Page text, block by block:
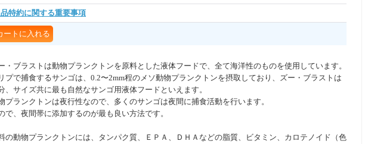
特約に関する重要事項
・ブラストは動物プランクトンを原料とした液体フードで、全て海洋性のものを使用しています。
プで捕食するサンゴは、0.2〜2mm程のメソ動物プランクトンを摂取しており、ズー・ブラストは
、サイズ共に最も自然なサンゴ用液体フードといえます。
プランクトンは夜行性なので、多くのサンゴは夜間に捕食活動を行います。
で、夜間帯に添加するのが最も良い方法です。
の動物プランクトンには、タンパク質、ＥＰＡ、ＤＨＡなどの脂質、ビタミン、カロテノイド（色